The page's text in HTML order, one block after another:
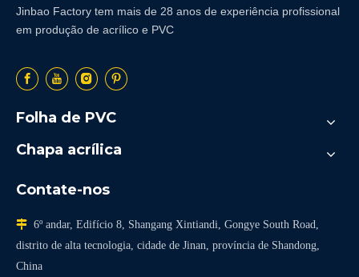
Jinbao Factory tem mais de 28 anos de experiência profissional
em produção de acrílico e PVC
Folha de PVC
Chapa acrílica
Contate-nos
 6º andar, Edifício 8, Shangang Xintiandi, Gongye South Road,
distrito de alta tecnologia, cidade de Jinan, província de Shandong,
China